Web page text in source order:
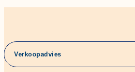
Verkoopadvies